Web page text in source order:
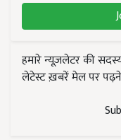
हमारे न्यूज़लेटर की
लेटेस्ट ख़बरें मेल पर